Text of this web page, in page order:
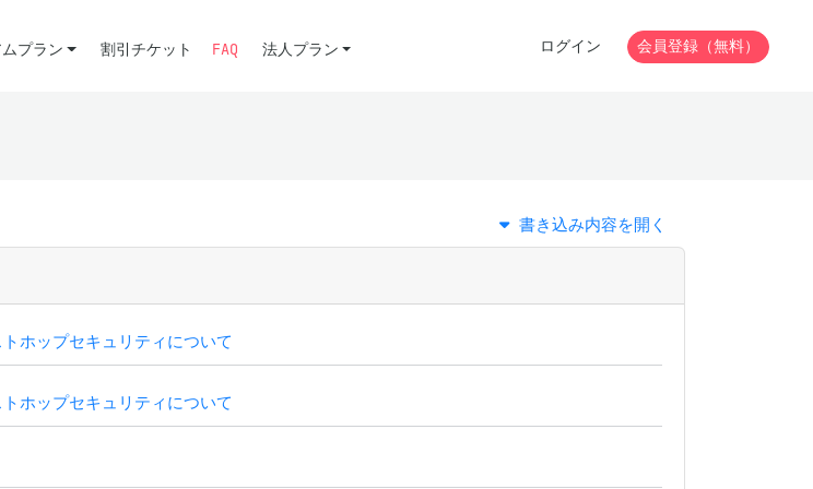
プラン 割引チケット FAQ 法人プラン ログイン 会員登録（無料）
書き込み内容を開く
ホップセキュリティについて
ホップセキュリティについて